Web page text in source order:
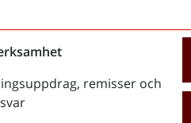
remisser och